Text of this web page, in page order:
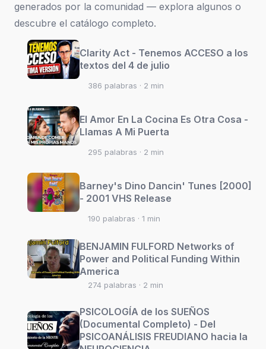
generados por la comunidad — explora algunos o
descubre el catálogo completo.
Clarity Act - Tenemos ACCESO a los
textos del 4 de julio
386 palabras · 2 min
El Amor En La Cocina Es Otra Cosa -
Llamas A Mi Puerta
295 palabras · 2 min
Barney's Dino Dancin' Tunes [2000]
- 2001 VHS Release
190 palabras · 1 min
BENJAMIN FULFORD Networks of
Power and Political Funding Within
America
274 palabras · 2 min
PSICOLOGÍA de los SUEÑOS
(Documental Completo) - Del
PSICOANÁLISIS FREUDIANO hacia la